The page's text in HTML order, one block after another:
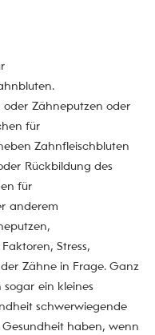
oder Zähneputzen oder
für
Zahnfleischbluten
Rückbildung des
für
anderem
Stress,
Zähne in Frage. Ganz
ein kleines
schwerwiegende
haben, wenn